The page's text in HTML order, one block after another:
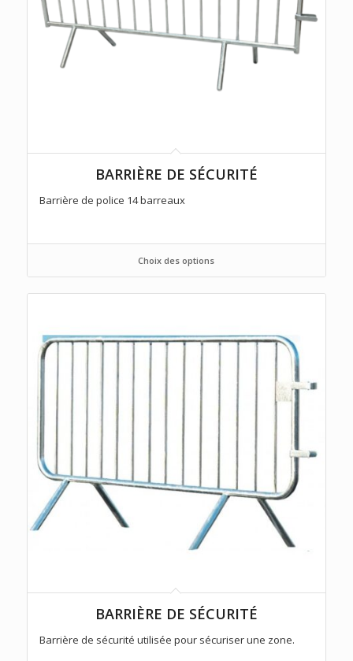
BARRIÈRE DE SÉCURITÉ
Barrière de police 14 barreaux
Choix des options
BARRIÈRE DE SÉCURITÉ
Barrière de sécurité utilisée pour sécuriser une zone.